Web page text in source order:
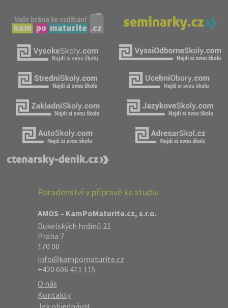
Poradenství v přípravě ke studiu
AMOS – KamPoMaturite.cz, s.r.o.
Dukelských hrdinů 21
Praha 7
170 00
info@kampomaturite.cz
+420 606 411 115
O nás
Kontakty